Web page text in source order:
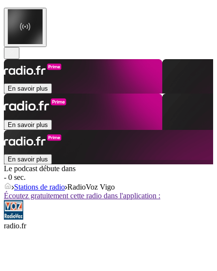
En savoir plus
En savoir plus
En savoir plus
Le podcast débute dans
- 0 sec.
Stations de radio RadioVoz Vigo
Écoutez gratuitement cette radio dans l'application :
radio.fr